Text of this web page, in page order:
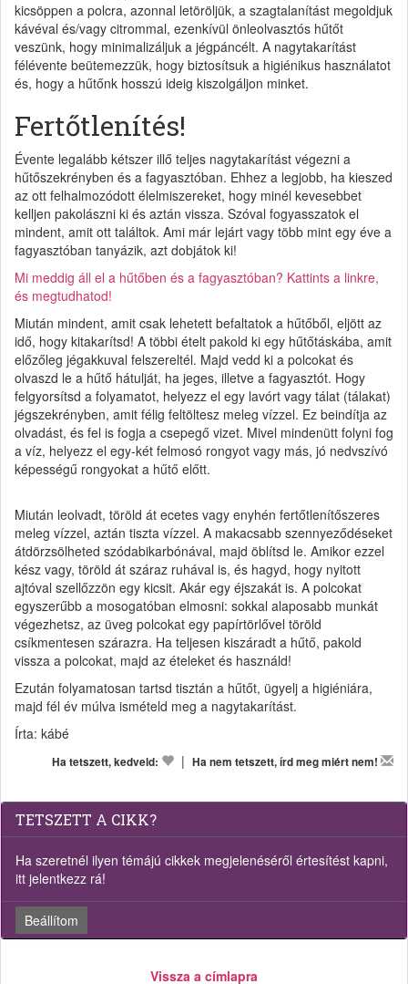
kicsöppen a polcra, azonnal letöröljük, a szagtalanítást megoldjuk
kávéval és/vagy citrommal, ezenkívül önleolvasztós hűtőt
veszünk, hogy minimalizáljuk a jégpáncélt. A nagytakarítást
félévente beütemezzük, hogy biztosítsuk a higiénikus használatot
és, hogy a hűtőnk hosszú ideig kiszolgáljon minket.
Fertőtlenítés!
Évente legalább kétszer illő teljes nagytakarítást végezni a
hűtőszekrényben és a fagyasztóban. Ehhez a legjobb, ha kieszed
az ott felhalmozódott élelmiszereket, hogy minél kevesebbet
kelljen pakolászni ki és aztán vissza. Szóval fogyasszatok el
mindent, amit ott találtok. Ami már lejárt vagy több mint egy éve a
fagyasztóban tanyázik, azt dobjátok ki!
Mi meddig áll el a hűtőben és a fagyasztóban? Kattints a linkre,
és megtudhatod!
Miután mindent, amit csak lehetett befaltatok a hűtőből, eljött az
idő, hogy kitakarítsd! A többi ételt pakold ki egy hűtőtáskába, amit
előzőleg jégakkuval felszereltél. Majd vedd ki a polcokat és
olvaszd le a hűtő hátulját, ha jeges, illetve a fagyasztót. Hogy
felgyorsítsd a folyamatot, helyezz el egy lavórt vagy tálat (tálakat)
jégszekrényben, amit félig feltöltesz meleg vízzel. Ez beindítja az
olvadást, és fel is fogja a csepegő vizet. Mivel mindenütt folyni fog
a víz, helyezz el egy-két felmosó rongyot vagy más, jó nedvszívó
képességű rongyokat a hűtő előtt.
Miután leolvadt, töröld át ecetes vagy enyhén fertőtlenítőszeres
meleg vízzel, aztán tiszta vízzel. A makacsabb szennyeződéseket
átdörzsölheted szódabikarbónával, majd öblítsd le. Amikor ezzel
kész vagy, töröld át száraz ruhával is, és hagyd, hogy nyitott
ajtóval szellőzzön egy kicsit. Akár egy éjszakát is. A polcokat
egyszerűbb a mosogatóban elmosni: sokkal alaposabb munkát
végezhetsz, az üveg polcokat egy papírtörlővel töröld
csíkmentesen szárazra. Ha teljesen kiszáradt a hűtő, pakold
vissza a polcokat, majd az ételeket és használd!
Ezután folyamatosan tartsd tisztán a hűtőt, ügyelj a higiéniára,
majd fél év múlva ismételd meg a nagytakarítást.
Írta: kábé
Ha tetszett, kedveld: | Ha nem tetszett, írd meg miért nem!
TETSZETT A CIKK?
Ha szeretnél ilyen témájú cikkek megjelenéséről értesítést kapni,
itt jelentkezz rá!
Beállítom
Vissza a címlapra